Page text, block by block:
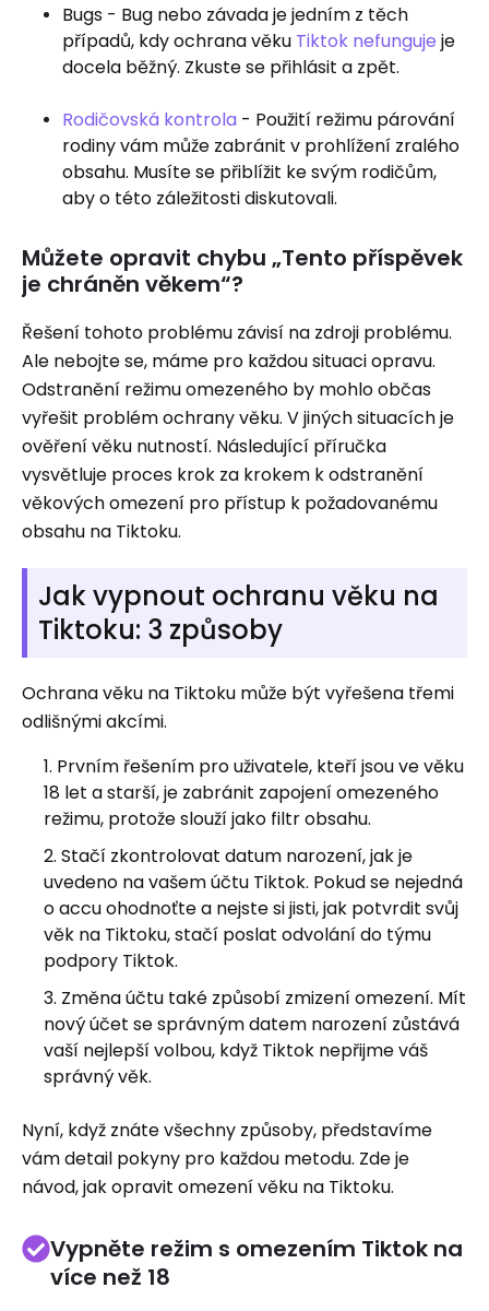
Bugs - Bug nebo závada je jedním z těch
případů, kdy ochrana věku Tiktok nefunguje je
docela běžný. Zkuste se přihlásit a zpět.
Rodičovská kontrola - Použití režimu párování
rodiny vám může zabránit v prohlížení zralého
obsahu. Musíte se přiblížit ke svým rodičům,
aby o této záležitosti diskutovali.
Můžete opravit chybu „Tento příspěvek
je chráněn věkem“?
Řešení tohoto problému závisí na zdroji problému.
Ale nebojte se, máme pro každou situaci opravu.
Odstranění režimu omezeného by mohlo občas
vyřešit problém ochrany věku. V jiných situacích je
ověření věku nutností. Následující příručka
vysvětluje proces krok za krokem k odstranění
věkových omezení pro přístup k požadovanému
obsahu na Tiktoku.
Jak vypnout ochranu věku na
Tiktoku: 3 způsoby
Ochrana věku na Tiktoku může být vyřešena třemi
odlišnými akcími.
Prvním řešením pro uživatele, kteří jsou ve věku
18 let a starší, je zabránit zapojení omezeného
režimu, protože slouží jako filtr obsahu.
Stačí zkontrolovat datum narození, jak je
uvedeno na vašem účtu Tiktok. Pokud se nejedná
o accu ohodnoťte a nejste si jisti, jak potvrdit svůj
věk na Tiktoku, stačí poslat odvolání do týmu
podpory Tiktok.
Změna účtu také způsobí zmizení omezení. Mít
nový účet se správným datem narození zůstává
vaší nejlepší volbou, když Tiktok nepřijme váš
správný věk.
Nyní, když znáte všechny způsoby, představíme
vám detail pokyny pro každou metodu. Zde je
návod, jak opravit omezení věku na Tiktoku.
Vypněte režim s omezením Tiktok na
více než 18